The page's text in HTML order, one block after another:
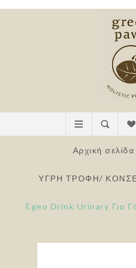
Αρχική σελίδα
ΥΓΡΗ ΤΡΟΦΗ/
Egeo Drink Urinary Για